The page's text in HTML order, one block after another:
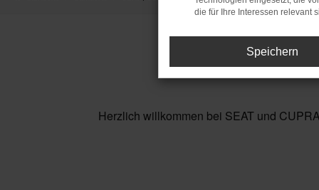
Herzlich willkommen bei SEAT und
die für Ihre Interessen relevant
Speichern